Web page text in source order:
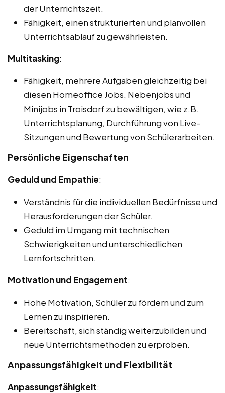
der Unterrichtszeit.
Fähigkeit, einen strukturierten und planvollen
Unterrichtsablauf zu gewährleisten.
Multitasking:
Fähigkeit, mehrere Aufgaben gleichzeitig bei
diesen Homeoffice Jobs, Nebenjobs und
Minijobs in Troisdorf zu bewältigen, wie z.B.
Unterrichtsplanung, Durchführung von Live-
Sitzungen und Bewertung von Schülerarbeiten.
Persönliche Eigenschaften
Geduld und Empathie:
Verständnis für die individuellen Bedürfnisse und
Herausforderungen der Schüler.
Geduld im Umgang mit technischen
Schwierigkeiten und unterschiedlichen
Lernfortschritten.
Motivation und Engagement:
Hohe Motivation, Schüler zu fördern und zum
Lernen zu inspirieren.
Bereitschaft, sich ständig weiterzubilden und
neue Unterrichtsmethoden zu erproben.
Anpassungsfähigkeit und Flexibilität
Anpassungsfähigkeit: